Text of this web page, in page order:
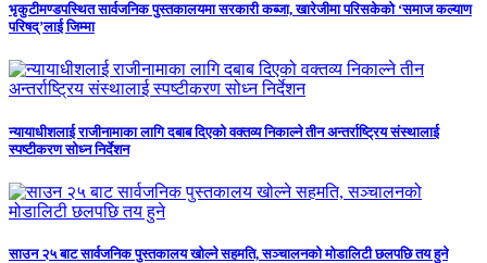
भृकुटीमण्डपस्थित सार्वजनिक पुस्तकालयमा सरकारी कब्जा, खारेजीमा परिसकेको ‘समाज कल्याण
परिषद्’लाई जिम्मा
न्यायाधीशलाई राजीनामाका लागि दबाब दिएको वक्तव्य निकाल्ने तीन अन्तर्राष्ट्रिय संस्थालाई
स्पष्टीकरण सोध्न निर्देशन
साउन २५ बाट सार्वजनिक पुस्तकालय खोल्ने सहमति, सञ्चालनको मोडालिटी छलपछि तय हुने